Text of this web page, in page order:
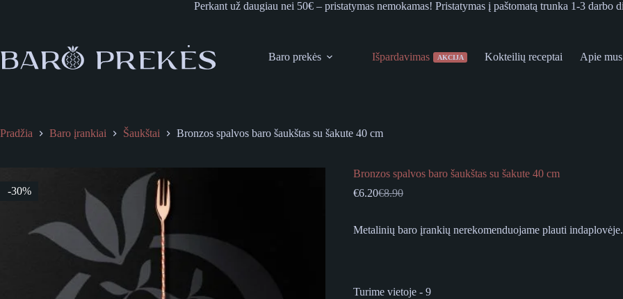
Perkant už daugiau nei 50€ – pristatymas nemokamas! Pristatymas į paštomatą trunka 1-3 darbo
Baro prekės Išpardavimas AKCIJA Kokteilių receptai Apie mus
Pradžia Baro įrankiai Šaukštai Bronzos spalvos baro šaukštas su šakute 40 cm
-30%
Bronzos spalvos baro šaukštas su šakute 40 cm
€8.90
Original
was:
€8.90.
€6.20Current
is:
€6.20.
Metalinių baro įrankių nerekomenduojame plauti indaplovėje.
Turime vietoje - 9